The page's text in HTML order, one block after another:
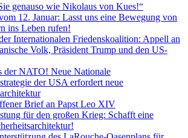
genauso wie Nikolaus von Kues!“
12. Januar: Lasst uns eine Bewegung von
ins Leben rufen!
Internationalen Friedenskoalition: Appell an
Volk, Präsident Trump und den US-
der NATO! Neue Nationale
der USA erfordert neue
Brief an Papst Leo XIV
für den großen Krieg: Schafft eine